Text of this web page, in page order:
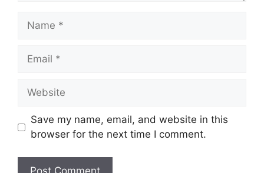
Name
Email
Website
Save my name, email, and website in this
browser for the next time I comment.